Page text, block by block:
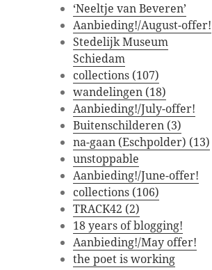
‘Neeltje van Beveren’
Aanbieding!/August-offer!
Stedelijk Museum
Schiedam
collections (107)
wandelingen (18)
Aanbieding!/July-offer!
Buitenschilderen (3)
na-gaan (Eschpolder) (13)
unstoppable
Aanbieding!/June-offer!
collections (106)
TRACK42 (2)
18 years of blogging!
Aanbieding!/May offer!
the poet is working